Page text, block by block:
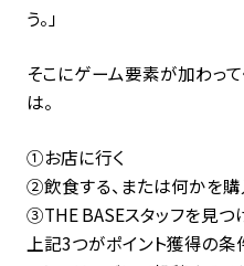
う。」
そこにゲーム要素が加わっ
は。
①お店に行く
②飲食する、または何かを購
③THE BASEスタッフを見つ
上記3つがポイント獲得の